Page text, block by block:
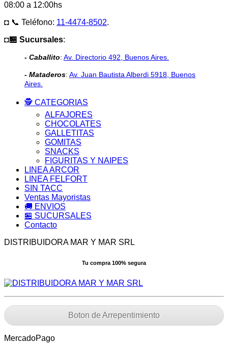
08:00 a 12:00hs
◘ 📞 Teléfono: 11-4474-8502.
◘🏪 Sucursales:
- Caballito: Av. Directorio 492, Buenos Aires.
- Mataderos: Av. Juan Bautista Alberdi 5918, Buenos
Aires.
🕵️ CATEGORIAS
ALFAJORES
CHOCOLATES
GALLETITAS
GOMITAS
SNACKS
FIGURITAS Y NAIPES
LINEA ARCOR
LINEA FELFORT
SIN TACC
Ventas Mayoristas
🚚 ENVIOS
🏪 SUCURSALES
Contacto
DISTRIBUIDORA MAR Y MAR SRL
Tu compra 100% segura
Boton de Arrepentimiento
MercadoPago